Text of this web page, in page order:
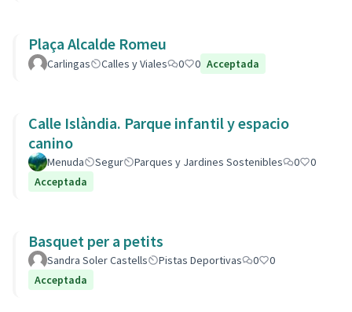
Plaça Alcalde Romeu
Carlingas Calles y Viales 0 0 Acceptada
Calle Islàndia. Parque infantil y espacio
canino
Menuda Segur Parques y Jardines Sostenibles 0
0
Acceptada
Basquet per a petits
Sandra Soler Castells Pistas Deportivas 0
0
Acceptada